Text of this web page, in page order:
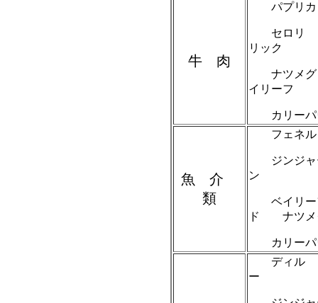
牛 肉
パプリ
セロリ
リック
ナツメ
イリーフ
カリーパ
魚 介
類
フェネ
ジンジ
ン
ベイリー
ド ナツメ
カリーパ
ディル
ー